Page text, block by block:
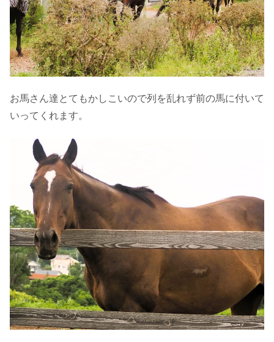
お馬さん達とてもかしこいので列を乱れず前の馬に付いて
いってくれます。